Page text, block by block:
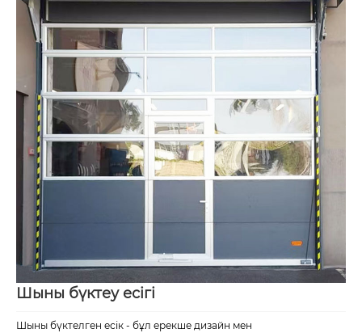
Шыны бүктеу есігі
Шыны бүктелген есік - бұл ерекше дизайн мен